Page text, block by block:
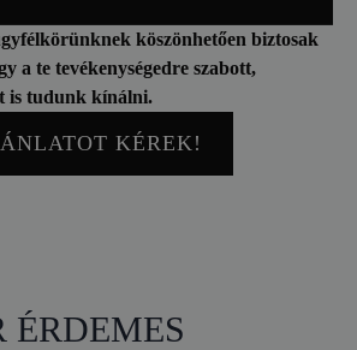
(pl. csípőprotézisek)
forgó részei
orvosi eszközökhöz
köszönhetően biztosak
a te tevékenységedre szabott,
is tudunk kínálni.
KÉREK!
ÉRDEMES